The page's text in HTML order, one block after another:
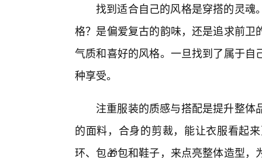
找到适合自己的风格是穿搭的灵魂
格？是偏爱复古的韵味，还是追求前
气质和喜好的风格。一旦找到了属于
种享受。
注重服装的质感与搭配是提升整
的面料，合身的剪裁，能让衣服看起
环、包🎁包和鞋子，来点亮整体造型